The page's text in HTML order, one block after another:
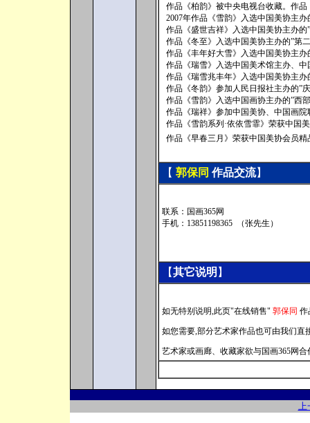
作品《柏韵》被中央电视台收藏。作
2007年作品《雪韵》入选中国美协主
作品《盛世吉祥》入选中国美协主办
作品《冬至》入选中国美协主办的”第
作品《丰年好大雪》入选中国美协主
作品《瑞雪》入选中国美术馆主办、
作品《瑞雪兆丰年》入选中国美协主
作品《冬韵》参加人民日报社主办的”
作品《雪韵》入选中国画协主办的”西
作品《瑞祥》参加中国美协、中国画
作品《雪韵系列·依依雪霏》荣获中国
作品《早春三月》荣获中国美协会员精
【 郭保同 作品交流】
联系：国画365网
手机：13851198365 （张先生）
【其它说明 】
如无特别说明,此页"在线销售" 郭保同 作
如您需要,部分艺术家作品也可由我们直
艺术家或画廊、 收藏家欲与国画365网合
上